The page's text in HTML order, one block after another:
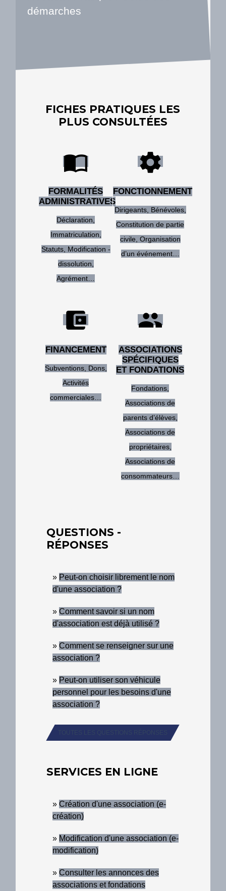
démarches
FICHES PRATIQUES LES
PLUS CONSULTÉES
import_contacts
FORMALITÉS
ADMINISTRATIVES
Déclaration,
Immatriculation,
Statuts, Modification -
dissolution,
Agrément…
settings
FONCTIONNEMENT
Dirigeants, Bénévoles,
Constitution de partie
civile, Organisation
d’un événement…
account_balance_wallet
FINANCEMENT
Subventions, Dons,
Activités
commerciales…
group
ASSOCIATIONS
SPÉCIFIQUES
ET FONDATIONS
Fondations,
Associations de
parents d’élèves,
Associations de
propriétaires,
Associations de
consommateurs…
QUESTIONS -
RÉPONSES
Peut-on choisir librement le nom
d'une association ?
Comment savoir si un nom
d'association est déjà utilisé ?
Comment se renseigner sur une
association ?
Peut-on utiliser son véhicule
personnel pour les besoins d'une
association ?
SERVICES EN LIGNE
Création d'une association (e-
création)
Modification d'une association (e-
modification)
Consulter les annonces des
associations et fondations